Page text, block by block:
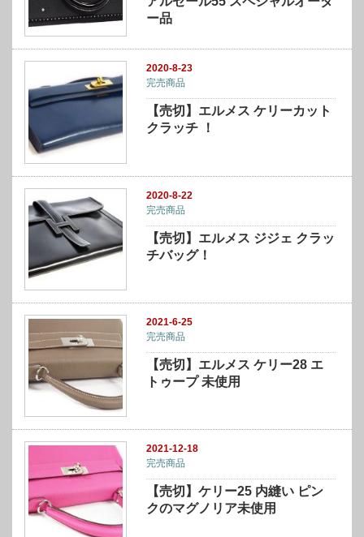
ー品
2020-8-23
完売商品
【売切】エルメス ケリーカット
クラッチ ！
2020-8-22
完売商品
【売切】エルメス ジジェ クラッ
チバッグ！
2021-6-25
完売商品
【売切】エルメス ケリー28 エ
トゥープ 未使用
2021-12-18
完売商品
【売切】ケリー25 内縫い ピン
クのマグノリア未使用